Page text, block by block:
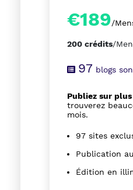
€189/
200 crédits/
97 blogs
Publiez sur
trouverez
mois.
97 sites
Publication
Édition en